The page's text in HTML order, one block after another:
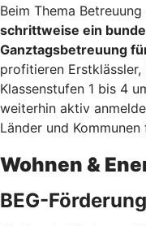
Beim Thema
schrittweise ein
Ganztagsbetreuung
profitieren
Klassenstufen 1 bis 4
weiterhin aktiv
Länder und Kommunen
Wohnen &
BEG-Förderung